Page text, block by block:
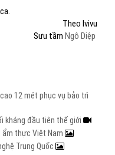
Theo Ivivu
Sưu tầm Ngô Diệp
12 mét phục vụ bảo trì
kháng đầu tiên thế giới
ẩm thực Việt Nam
Trung Quốc